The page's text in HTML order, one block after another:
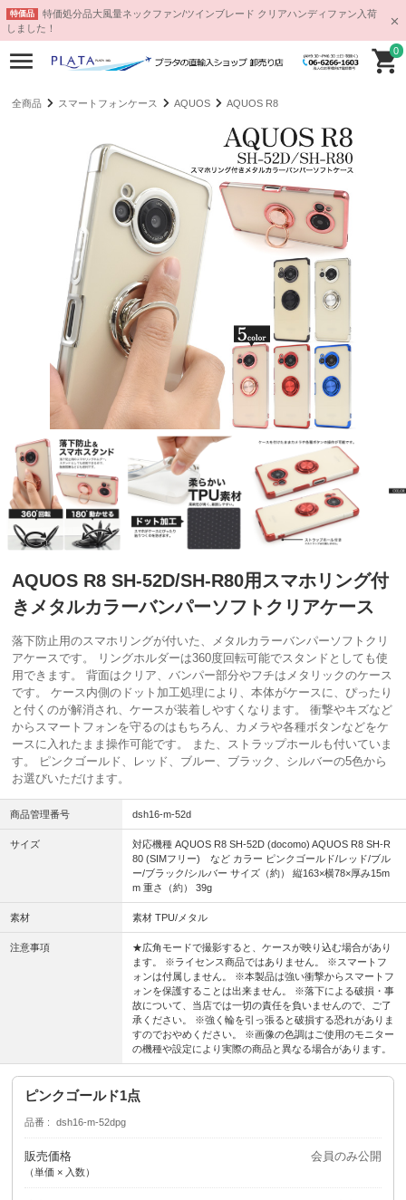
特価品
特価処分品大風量ネックファン/ツインブレード クリアハンディファン入荷
しました！
0
全商品 スマートフォンケース AQUOS AQUOS R8
AQUOS R8 SH-52D/SH-R80用スマホリング付
きメタルカラーバンパーソフトクリアケース
落下防止用のスマホリングが付いた、メタルカラーバンパーソフトクリ
アケースです。 リングホルダーは360度回転可能でスタンドとしても使
用できます。 背面はクリア、バンパー部分やフチはメタリックのケース
です。 ケース内側のドット加工処理により、本体がケースに、ぴったり
と付くのが解消され、ケースが装着しやすくなります。 衝撃やキズなど
からスマートフォンを守るのはもちろん、カメラや各種ボタンなどをケ
ースに入れたまま操作可能です。 また、ストラップホールも付いていま
す。 ピンクゴールド、レッド、ブルー、ブラック、シルバーの5色から
お選びいただけます。
商品管理番号 dsh16-m-52d
サイズ
対応機種 AQUOS R8 SH-52D (docomo) AQUOS R8 SH-R
80 (SIMフリー) など カラー ピンクゴールド/レッド/ブル
ー/ブラック/シルバー サイズ（約） 縦163×横78×厚み15m
m 重さ（約） 39g
素材 素材 TPU/メタル
注意事項
★広角モードで撮影すると、ケースが映り込む場合があり
ます。 ※ライセンス商品ではありません。 ※スマートフ
ォンは付属しません。 ※本製品は強い衝撃からスマートフ
ォンを保護することは出来ません。 ※落下による破損・事
故について、当店では一切の責任を負いませんので、ご了
承ください。 ※強く輪を引っ張ると破損する恐れがありま
すのでおやめください。 ※画像の色調はご使用のモニター
の機種や設定により実際の商品と異なる場合があります。
ピンクゴールド1点
品番 dsh16-m-52dpg
販売価格
（単価 × 入数）
会員のみ公開